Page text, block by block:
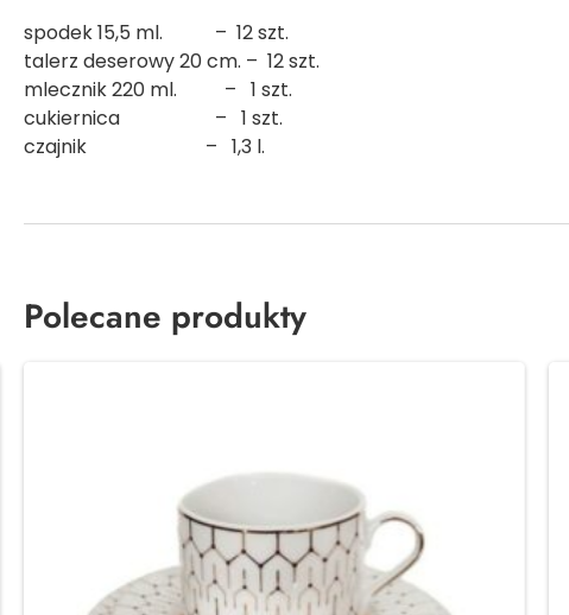
spodek 15,5 ml. – 12 szt.
talerz deserowy 20 cm. – 12 szt.
mlecznik 220 ml. – 1 szt.
cukiernica – 1 szt.
czajnik – 1,3 l.
Polecane produkty